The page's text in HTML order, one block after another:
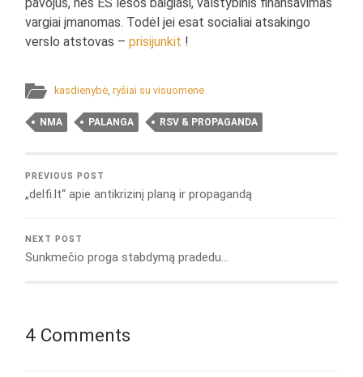
vargiai įmanomas. Todėl jei esat socialiai atsakingo
verslo atstovas –prisijunkit !
kasdienybė ,ryšiai su visuomene
NMA PALANGA RSV & PROPAGANDA
PREVIOUS POST
„delfi.lt“ apie antikrizinį planą ir propagandą
NEXT POST
Sunkmečio proga stabdymą pradedu…
4 Comments